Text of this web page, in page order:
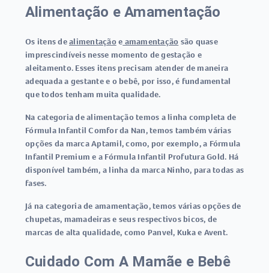
Alimentação e Amamentação
Os itens dealimentaçãoe amamentação são quase
imprescindíveis nesse momento de gestação e
aleitamento. Esses itens precisam atender de maneira
adequada a gestante e o bebê, por isso, é fundamental
que todos tenham muita qualidade.
Na categoria de alimentação temos a linha completa de
Fórmula Infantil Comfor da Nan, temos também várias
opções da marca Aptamil, como, por exemplo, a Fórmula
Infantil Premium e a Fórmula Infantil Profutura Gold. Há
disponível também, a linha da marca Ninho, para todas as
fases.
Já na categoria de amamentação, temos várias opções de
chupetas, mamadeiras e seus respectivos bicos, de
marcas de alta qualidade, como Panvel, Kuka e Avent.
Cuidado Com A Mamãe e Bebê